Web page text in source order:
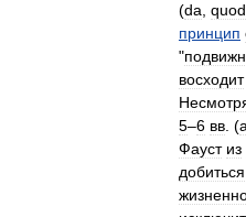
(da quod
принцип
"
восходит
5–6 вв . (
Фауст из
добиться